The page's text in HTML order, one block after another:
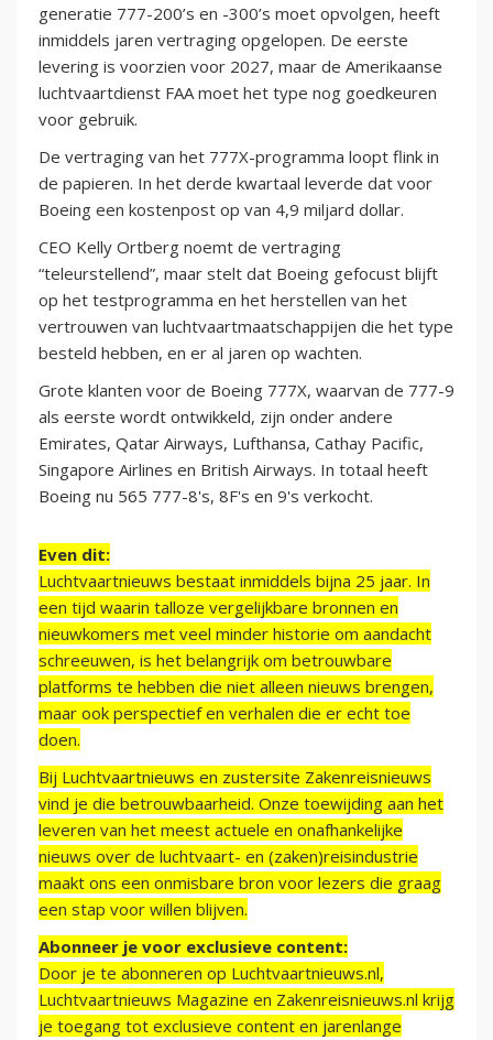
generatie 777-200’s en -300’s moet opvolgen, heeft
inmiddels jaren vertraging opgelopen. De eerste
levering is voorzien voor 2027, maar de Amerikaanse
luchtvaartdienst FAA moet het type nog goedkeuren
voor gebruik.
De vertraging van het 777X-programma loopt flink in
de papieren. In het derde kwartaal leverde dat voor
Boeing een kostenpost op van 4,9 miljard dollar.
CEO Kelly Ortberg noemt de vertraging
“teleurstellend”, maar stelt dat Boeing gefocust blijft
op het testprogramma en het herstellen van het
vertrouwen van luchtvaartmaatschappijen die het type
besteld hebben, en er al jaren op wachten.
Grote klanten voor de Boeing 777X, waarvan de 777-9
als eerste wordt ontwikkeld, zijn onder andere
Emirates, Qatar Airways, Lufthansa, Cathay Pacific,
Singapore Airlines en British Airways. In totaal heeft
Boeing nu 565 777-8's, 8F's en 9's verkocht.
Even dit:
Luchtvaartnieuws bestaat inmiddels bijna 25 jaar. In
een tijd waarin talloze vergelijkbare bronnen en
nieuwkomers met veel minder historie om aandacht
schreeuwen, is het belangrijk om betrouwbare
platforms te hebben die niet alleen nieuws brengen,
maar ook perspectief en verhalen die er echt toe
doen.
Bij Luchtvaartnieuws en zustersite Zakenreisnieuws
vind je die betrouwbaarheid. Onze toewijding aan het
leveren van het meest actuele en onafhankelijke
nieuws over de luchtvaart- en (zaken)reisindustrie
maakt ons een onmisbare bron voor lezers die graag
een stap voor willen blijven.
Abonneer je voor exclusieve content:
Door je te abonneren op Luchtvaartnieuws.nl,
Luchtvaartnieuws Magazine en Zakenreisnieuws.nl krijg
je toegang tot exclusieve content en jarenlange